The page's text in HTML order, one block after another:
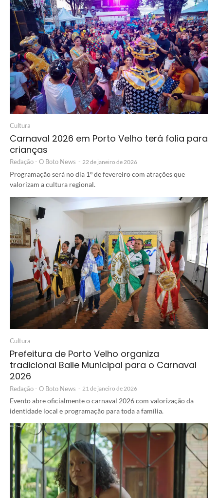
Cultura
Carnaval 2026 em Porto Velho terá folia para
crianças
Redação - O Boto News - 22 de janeiro de 2026
Programação será no dia 1º de fevereiro com atrações que
valorizam a cultura regional.
Cultura
Prefeitura de Porto Velho organiza
tradicional Baile Municipal para o Carnaval
2026
Redação - O Boto News - 21 de janeiro de 2026
Evento abre oficialmente o carnaval 2026 com valorização da
identidade local e programação para toda a família.